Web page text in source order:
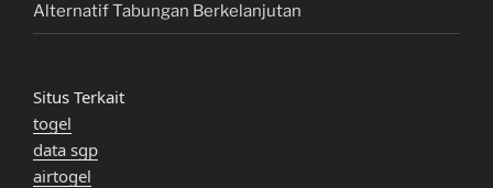
Alternatif Tabungan Berkelanjutan
Situs Terkait
togel
data sgp
airtogel